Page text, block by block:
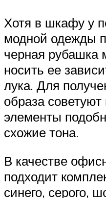
Хотя в шкафу у
модной одежды
черная рубашка
носить ее
лука. Для
образа
элементы
схожие тона.
В качестве
подходит
синего, серого,